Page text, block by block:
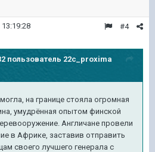
#4
пользователь 22c_proxima
на границе стояла огромная
умудрённая опытом финской
Англичане провели
в Африке, заставив отправить
своего лучшего генерала с